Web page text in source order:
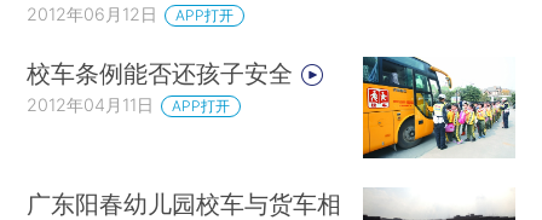
2012年06月12日 APP打开
校车条例能否还孩子安全
2012年04月11日 APP打开
广东阳春幼儿园校车与货车相